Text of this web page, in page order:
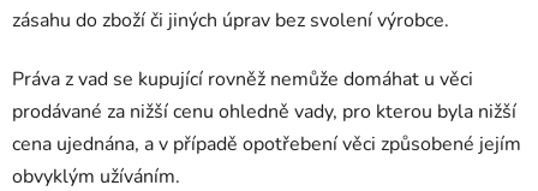
zásahu do zboží či jiných úprav bez svolení výrobce.
Práva z vad se kupující rovněž nemůže domáhat u věci
prodávané za nižší cenu ohledně vady, pro kterou byla nižší
cena ujednána, a v případě opotřebení věci způsobené jejím
obvyklým užíváním.